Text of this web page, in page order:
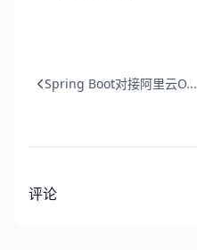
Spring Boot对接阿里云O...
评论